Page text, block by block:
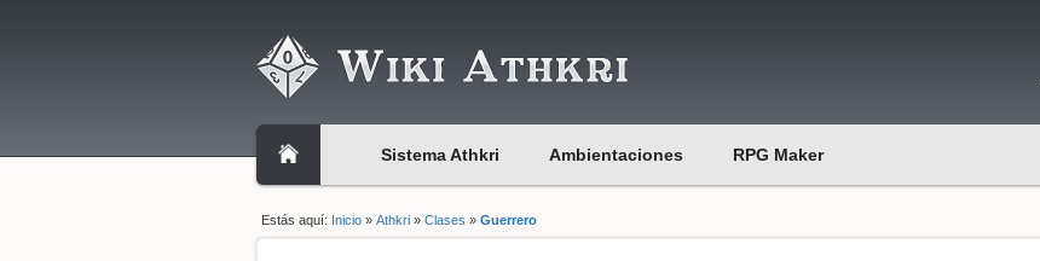
Sistema Athkri Ambientaciones RPG Maker
Estás aquí: Inicio »Athkri »Clases »Guerrero